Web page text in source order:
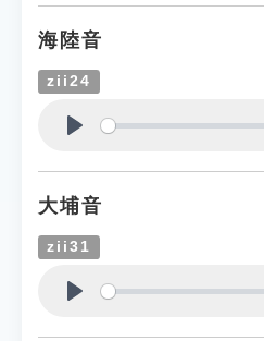
海陸音
zii24
大埔音
zii31